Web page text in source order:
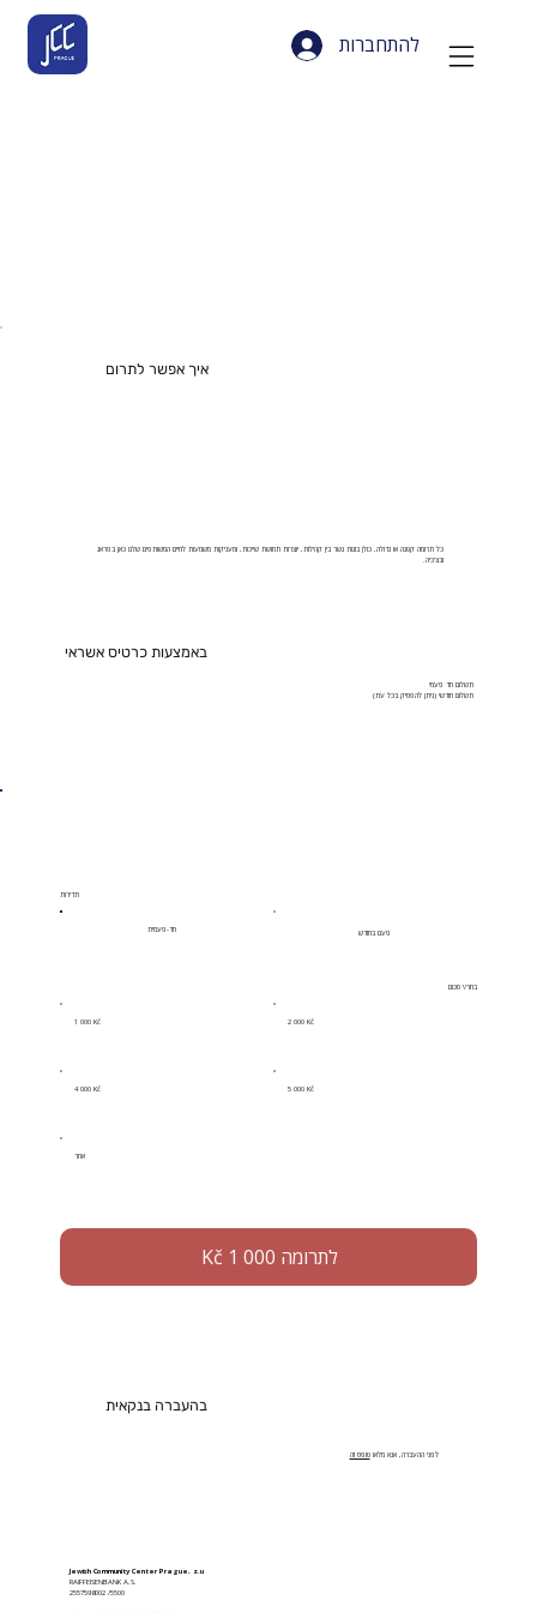
להתחברות
איך אפשר לתרום
כל תרומה קטנה או גדולה, כולן בונות גשר בין קהילות, יוצרות תחושת שייכות, ומעניקות משמעות לחיים המשותפים שלנו כאן בפראג
ובצ'כיה.
תדירות
חד-פעמית פעם בחודש
בחר/י סכום
1 000 Kč 2 000 Kč
4 000 Kč 5 000 Kč
אחר
לתרומה 1 000 Kč
באמצעות כרטיס אשראי
תשלום חד פעמי
תשלום חודשי (ניתן להפסיק בכל עת)
בהעברה בנקאית
לפני ההעברה, אנא מלאוטופס זה
Jewish Community Center Prague, z.u
RAIFFEISENBANK A.S.
2557598002 /5500